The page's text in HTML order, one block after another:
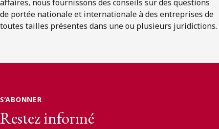
affaires, nous fournissons des conseils sur des questions
de portée nationale et internationale à des entreprises de
toutes tailles présentes dans une ou plusieurs juridictions.
S’ABONNER
Restez informé